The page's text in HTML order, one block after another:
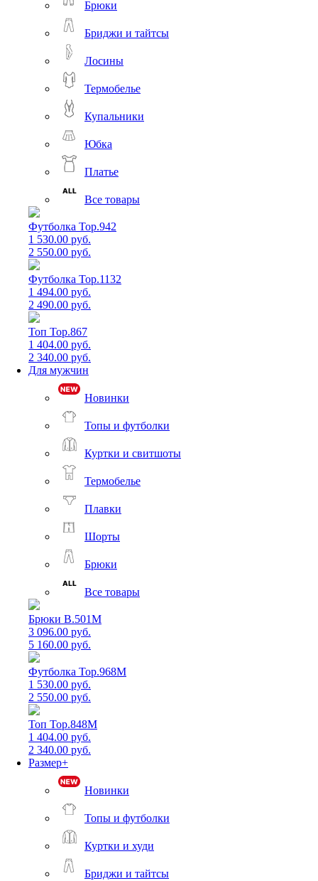
Брюки
Бриджи и тайтсы
Лосины
Термобелье
Купальники
Юбка
Платье
Все товары
Футболка Top.942
1 530.00 руб.
2 550.00 руб.
Футболка Top.1132
1 494.00 руб.
2 490.00 руб.
Топ Top.867
1 404.00 руб.
2 340.00 руб.
Для мужчин
Новинки
Топы и футболки
Куртки и свитшоты
Термобелье
Плавки
Шорты
Брюки
Все товары
Брюки B.501M
3 096.00 руб.
5 160.00 руб.
Футболка Top.968M
1 530.00 руб.
2 550.00 руб.
Топ Top.848M
1 404.00 руб.
2 340.00 руб.
Размер+
Новинки
Топы и футболки
Куртки и худи
Бриджи и тайтсы